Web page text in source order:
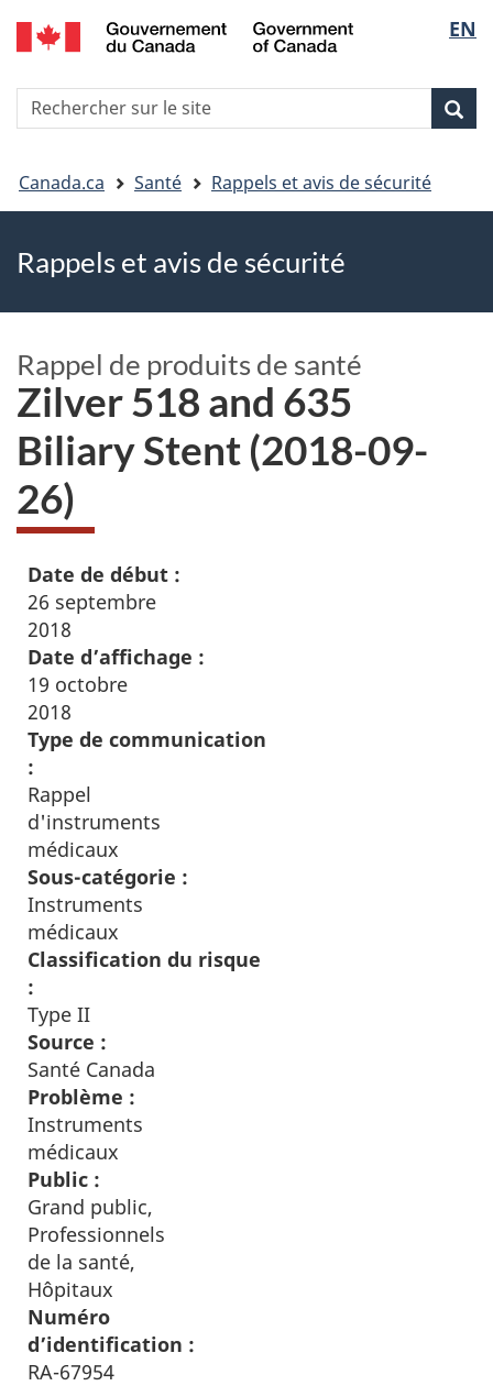
Skip
to
Skip
to
Passer
à
HTML
de
la
EN
Recherche
Vous
êtes
ici
Canada.ca Santé Rappels et avis de sécurité
Rappels et avis de sécurité
Rappel de produits de santé
Zilver 518 and 635
Biliary Stent (2018-09-
26)
Date de début :
26 septembre
2018
Date d’affichage :
19 octobre
2018
Type de communication
:
Rappel
d'instruments
médicaux
Sous-catégorie :
Instruments
médicaux
Classification du risque
:
Type II
Source :
Santé Canada
Problème :
Instruments
médicaux
Public :
Grand public,
Professionnels
de la santé,
Hôpitaux
Numéro
d’identification :
RA-67954